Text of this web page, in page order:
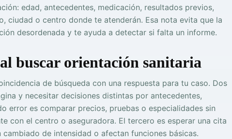
edad, antecedentes, medicación, resultados previos,
ciudad o centro donde te atenderán. Esa nota evita que la
desordenada y te ayuda a detectar si falta un informe.
buscar orientación sanitaria
de búsqueda con una respuesta para tu caso. Dos
y necesitar decisiones distintas por antecedentes,
error es comparar precios, pruebas o especialidades sin
con el centro o aseguradora. El tercero es esperar una cita
de intensidad o afectan funciones básicas.